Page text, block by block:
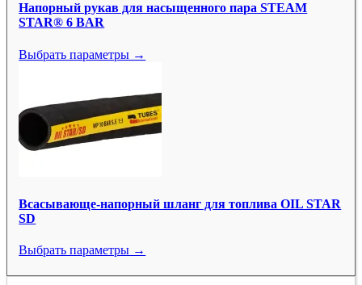
Напорный рукав для насыщенного пара STEAM
STAR® 6 BAR
Выбрать параметры →
Всасывающе-напорный шланг для топлива OIL STAR
SD
Выбрать параметры →